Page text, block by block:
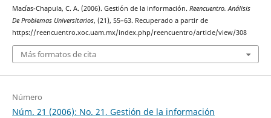
Macías-Chapula, C. A. (2006). Gestión de la información. Reencuentro. Análisis
De Problemas Universitarios, (21), 55–63. Recuperado a partir de
https://reencuentro.xoc.uam.mx/index.php/reencuentro/article/view/308
Más formatos de cita
Número
Núm. 21 (2006): No. 21, Gestión de la información